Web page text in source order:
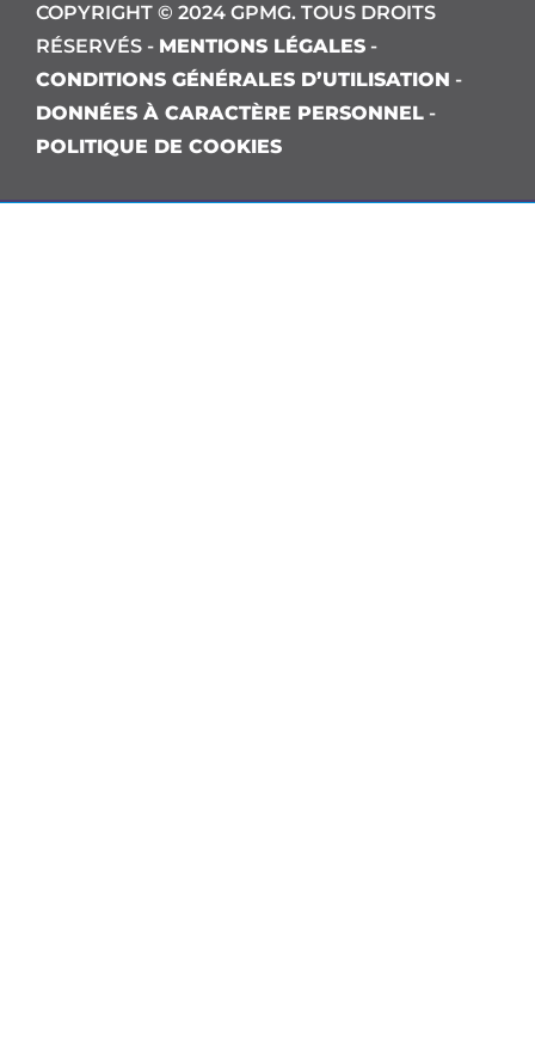
COPYRIGHT © 2024 GPMG. TOUS DROITS
RÉSERVÉS - MENTIONS LÉGALES -
CONDITIONS GÉNÉRALES D’UTILISATION -
DONNÉES À CARACTÈRE PERSONNEL -
POLITIQUE DE COOKIES